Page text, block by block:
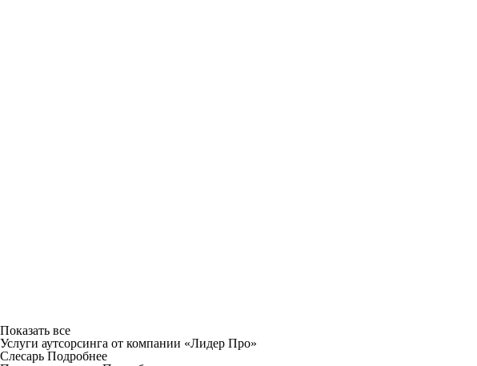
Показать все
Услуги аутсорсинга от компании «Лидер Про»
Слесарь Подробнее